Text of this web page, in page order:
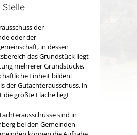
der
oder der
in dessen
das Grundstück liegt
mehrerer Grundstücke,
Einheit bilden:
der Gutachterausschuss, in
die größte Fläche liegt
sind in
bei den Gemeinden